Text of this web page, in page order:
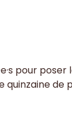
pour
quinzaine